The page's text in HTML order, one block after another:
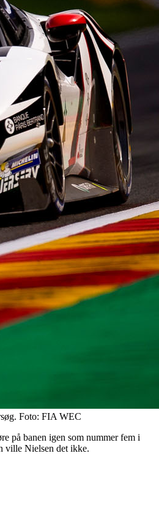
Foto: FIA WEC
på banen igen som nummer fem i
ville Nielsen det ikke.